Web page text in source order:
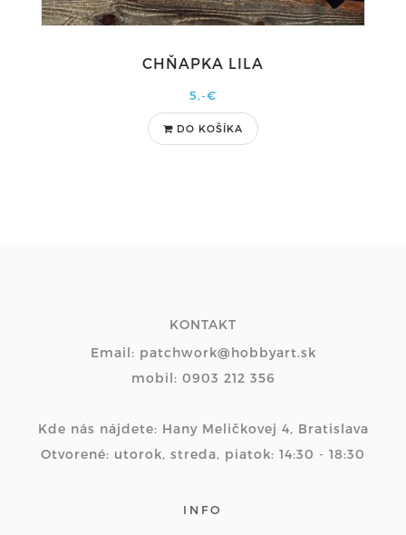
CHŇAPKA LILA
5,-€
DO KOŠÍKA
KONTAKT
Email: patchwork@hobbyart.sk
mobil: 0903 212 356
Kde nás nájdete: Hany Meličkovej 4, Bratislava
Otvorené: utorok, streda, piatok: 14:30 - 18:30
INFO